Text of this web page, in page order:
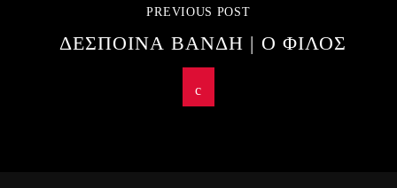
PREVIOUS POST
ΔΕΣΠΟΙΝΑ ΒΑΝΔΗ | Ο ΦΙΛΟΣ